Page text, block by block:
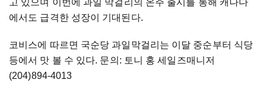
고 있으며 이번에 과일 막걸리의 온주 출시를 통해 캐나다
에서도 급격한 성장이 기대된다.
코비스에 따르면 국순당 과일막걸리는 이달 중순부터 식당
등에서 맛 볼 수 있다. 문의: 토니 홍 세일즈매니저
(204)894-4013